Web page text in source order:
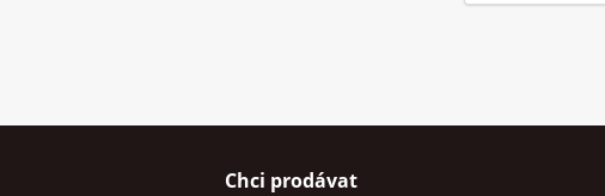
Chci prodávat